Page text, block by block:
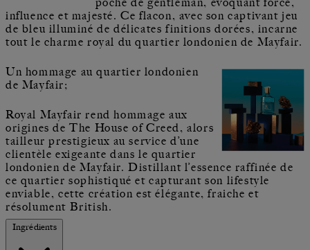
influence et majesté. Ce flacon, avec son captivant jeu
de bleu illuminé de délicates finitions dorées, incarne
tout le charme royal du quartier londonien de Mayfair.
Un hommage au quartier londonien
de Mayfair;
Royal Mayfair rend hommage aux
origines de The House of Creed, alors
tailleur prestigieux au service d’une
clientèle exigeante dans le quartier
londonien de Mayfair. Distillant l’essence raffinée de
ce quartier sophistiqué et capturant son lifestyle
enviable, cette création est élégante, fraiche et
résolument British.
Ingrédients